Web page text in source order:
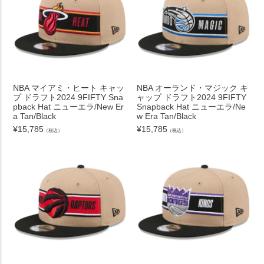
NBA マイアミ・ヒート キャッ
プ ドラフト2024 9FIFTY Sna
pback Hat ニューエラ/New Er
a Tan/Black
¥15,785 （税込）
NBA オーランド・マジック キ
ャップ ドラフト2024 9FIFTY
Snapback Hat ニューエラ/Ne
w Era Tan/Black
¥15,785 （税込）